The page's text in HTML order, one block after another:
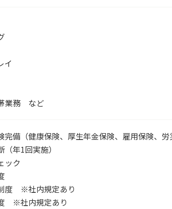
イ
業務 など
完備（健康保険、厚生年金保険、雇用保険、労
年1回実施）
ック
度 ※社内規定あり
※社内規定あり